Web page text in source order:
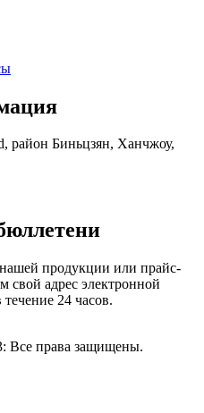
район Биньцзян, Ханчжоу,
продукции или прайс-
свой адрес электронной
24 часов.
Все права защищены.